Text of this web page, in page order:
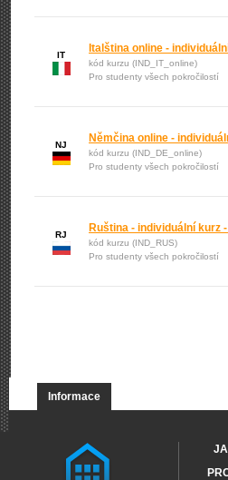
IT
Italština online -
kód kurzu (IND_IT_online)
Pro studenty všech pokročilostí
NJ
Němčina online -
kód kurzu (IND_DE_online)
Pro studenty všech pokročilostí
RJ
Ruština - individuální kurz
kód kurzu (IND_RUS)
Pro studenty všech pokročilostí
Informace